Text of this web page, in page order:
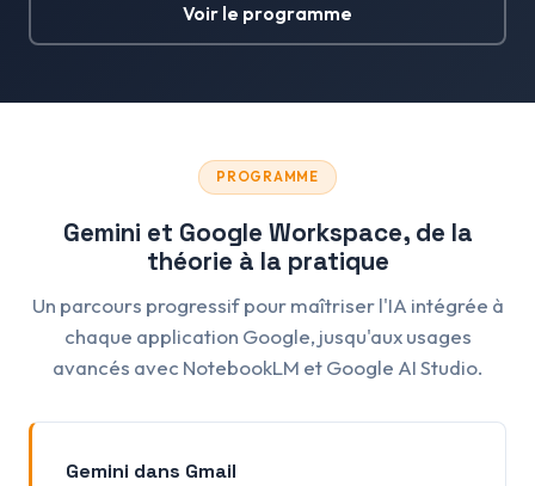
Voir le programme
PROGRAMME
Gemini et Google Workspace, de la
théorie à la pratique
Un parcours progressif pour maîtriser l'IA intégrée à
chaque application Google, jusqu'aux usages
avancés avec NotebookLM et Google AI Studio.
Gemini dans Gmail